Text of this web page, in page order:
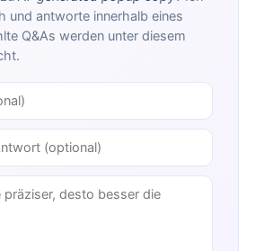
und antworte innerhalb eines
Q&As werden unter diesem